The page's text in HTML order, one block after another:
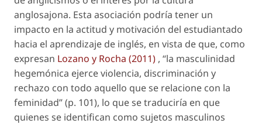
anglosajona. Esta asociación podría tener un
impacto en la actitud y motivación del estudiantado
hacia el aprendizaje de inglés, en vista de que, como
expresan Lozano y Rocha (2011) , “la masculinidad
hegemónica ejerce violencia, discriminación y
rechazo con todo aquello que se relacione con la
feminidad” (p. 101), lo que se traduciría en que
quienes se identifican como sujetos masculinos